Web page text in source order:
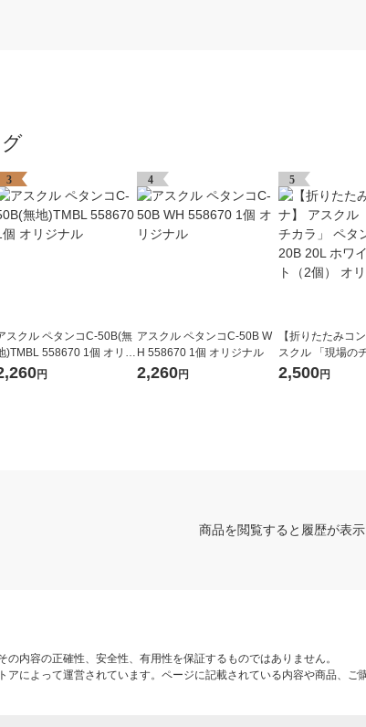
3
スクル ペタンコC-50B(無
)TMBL 558670 1個 オリジ
ル
円
4
アスクル ペタンコC-50B W
H 558670 1個 オリジナル
2,260円
5
【折りたたみコ
スクル 「現場の
タンコO-20B 20L
2,500円
商品を閲覧すると履歴が表
内容の正確性、安全性、有用性を保証するものではありません。
によって運営されています。ページに記載されている内容や商品、ご